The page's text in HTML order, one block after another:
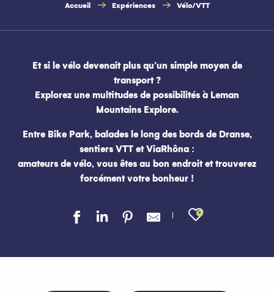
Accueil Expériences Vélo/VTT
Et si le vélo devenait plus qu’un simple moyen de
transport ?
Explorez une multitudes de possibilités à Leman
Mountains Explore.
Entre Bike Park, balades le long des bords de Dranse,
sentiers VTT et ViaRhôna :
amateurs de vélo, vous êtes au bon endroit et trouverez
forcément votre bonheur !
Ajouter